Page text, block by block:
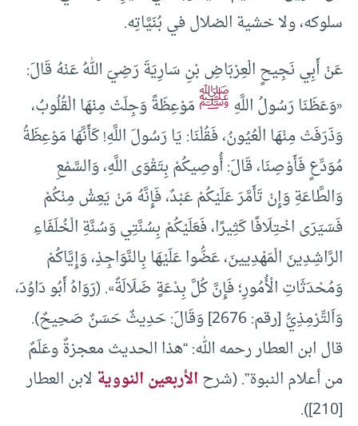
سلوكه، ولا خشية الضلال في بُنَيَّاتِه.
عَنْ أَبِي نَجِيحٍ الْعِرْبَاضِ بْنِ سَارِيَةَ رَضِيَ اللهُ عَنْهُ قَالَ:
«وَعَظَنَا رَسُولُ اللَّهِﷺمَوْعِظَةً وَجِلَتْ مِنْهَا الْقُلُوبُ،
وَذَرَفَتْ مِنْهَا الْعُيُونُ، فَقُلْنَا: يَا رَسُولَ اللَّهِ! كَأَنَّهَا مَوْعِظَةُ
مُوَدِّعٍ فَأَوْصِنَا، قَالَ: أُوصِيكُمْ بِتَقْوَى اللَّهِ، وَالسَّمْعِ
وَالطَّاعَةِ وَإِنْ تَأَمَّرَ عَلَيْكُمْ عَبْدٌ، فَإِنَّهُ مَنْ يَعِشْ مِنْكُمْ
فَسَيَرَى اخْتِلَافًا كَثِيرًا، فَعَلَيْكُمْ بِسُنَّتِي وَسُنَّةِ الْخُلَفَاءِ
الرَّاشِدِينَ الْمَهْدِيينَ، عَضُّوا عَلَيْهَا بِالنَّوَاجِذِ، وَإِيَّاكُمْ
وَمُحْدَثَاتِ الْأُمُورِ؛ فَإِنَّ كُلَّ بِدْعَةٍ ضَلَالَةٌ». (رَوَاهُ أَبُو دَاوُدَ،
وَاَلتِّرْمِذِيُّ [رقم: 2676] وَقَالَ: حَدِيثٌ حَسَنٌ صَحِيحٌ).
قال ابن العطار رحمه الله: “هذا الحديث معجزةٌ وعَلَمٌ
من أعلام النبوة”. (شرحالأربعين النوويةلابن العطار
[210]).